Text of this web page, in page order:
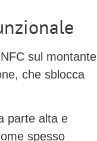
sul montante
, che sblocca
parte alta e
spesso